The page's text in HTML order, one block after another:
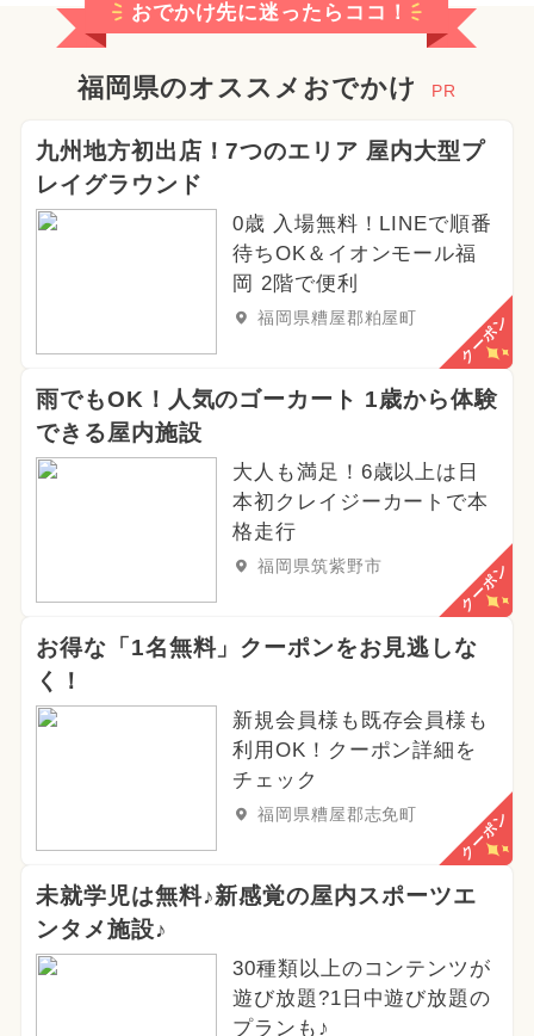
2024年8月のイベント
2024年12月のイベント
2025年9月のイベント
2024年10月のイベント
2025年1月のイベント
2025年2月のイベント
2026年5月のイベント
2024年3月のイベント
2024年4月のイベント
2026年2月のイベント
2026年3月のイベント クリスマス
2025年6月のイベント
イルミネーション
2024年5月のイベント
2026年4月のイベント
2026年6月のイベント
2024年6月のイベント
おでかけ先に迷ったらココ！
福岡県のオススメおでかけ PR
九州地方初出店！7つのエリア 屋内大型プ
レイグラウンド
0歳 入場無料！LINEで順番
待ちOK＆イオンモール福
岡 2階で便利
福岡県糟屋郡粕屋町 クーポン
雨でもOK！人気のゴーカート 1歳から体験
できる屋内施設
大人も満足！6歳以上は日
本初クレイジーカートで本
格走行
福岡県筑紫野市 クーポン
お得な「1名無料」クーポンをお見逃しな
く！
新規会員様も既存会員様も
利用OK！クーポン詳細を
チェック
福岡県糟屋郡志免町 クーポン
未就学児は無料♪新感覚の屋内スポーツエ
ンタメ施設♪
30種類以上のコンテンツが
遊び放題?1日中遊び放題の
プランも♪